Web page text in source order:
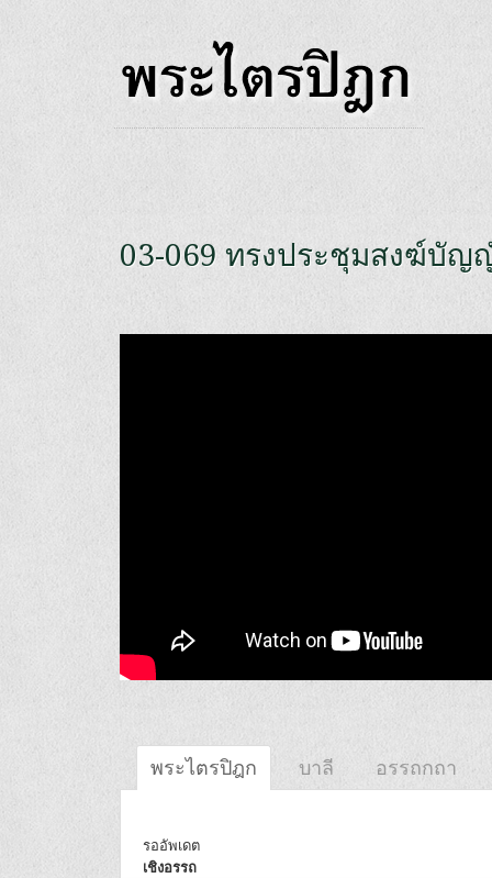
03-069 ทรงประชุมสงฆ์บั
พระไตรปิฎก บาลี อรรถกถา
รออัพเดต
เชิงอรรถ